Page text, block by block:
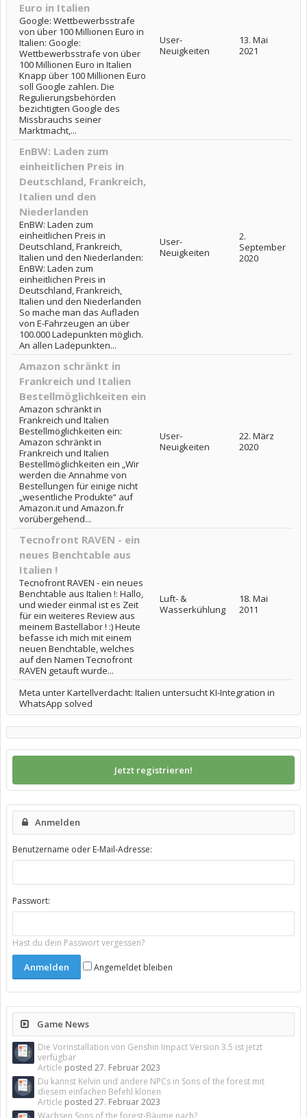
Euro in Italien
Google: Wettbewerbsstrafe
von über 100 Millionen Euro in
Italien: Google:
Wettbewerbsstrafe von über
100 Millionen Euro in Italien
Knapp über 100 Millionen Euro
soll Google zahlen. Die
Regulierungsbehörden
bezichtigten Google des
Missbrauchs seiner
Marktmacht,...
User-
Neuigkeiten
13. Mai
2021
EnBW: Laden zum
einheitlichen Preis in
Deutschland, Frankreich,
Italien und den
Niederlanden
EnBW: Laden zum
einheitlichen Preis in
Deutschland, Frankreich,
Italien und den Niederlanden:
EnBW: Laden zum
einheitlichen Preis in
Deutschland, Frankreich,
Italien und den Niederlanden
So mache man das Aufladen
von E-Fahrzeugen an über
100.000 Ladepunkten möglich.
An allen Ladepunkten...
User-
Neuigkeiten
2.
September
2020
Amazon schränkt in
Frankreich und Italien
Bestellmöglichkeiten ein
Amazon schränkt in
Frankreich und Italien
Bestellmöglichkeiten ein:
Amazon schränkt in
Frankreich und Italien
Bestellmöglichkeiten ein „Wir
werden die Annahme von
Bestellungen für einige nicht
„wesentliche Produkte“ auf
Amazon.it und Amazon.fr
vorübergehend...
User-
Neuigkeiten
22. März
2020
Tecnofront RAVEN - ein
neues Benchtable aus
Italien !
Tecnofront RAVEN - ein neues
Benchtable aus Italien !: Hallo,
und wieder einmal ist es Zeit
für ein weiteres Review aus
meinem Bastellabor ! :) Heute
befasse ich mich mit einem
neuen Benchtable, welches
auf den Namen Tecnofront
RAVEN getauft wurde...
Luft- &
Wasserkühlung
18. Mai
2011
Meta unter Kartellverdacht: Italien untersucht KI-Integration in
WhatsApp solved
Jetzt registrieren!
Anmelden
Benutzername oder E-Mail-Adresse:
Passwort:
Hast du dein Passwort vergessen?
Angemeldet bleiben
Game News
Die Vorinstallation von Genshin Impact Version 3.5 ist jetzt
verfügbar
Article posted 27. Februar 2023
Du kannst Kelvin und andere NPCs in Sons of the forest mit
diesem einfachen Befehl klonen
Article posted 27. Februar 2023
Wachsen Sons of the forest-Bäume nach?